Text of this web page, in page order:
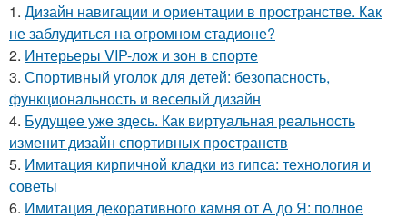
1. Дизайн навигации и ориентации в пространстве. Как
не заблудиться на огромном стадионе?
2. Интерьеры VIP-лож и зон в спорте
3. Спортивный уголок для детей: безопасность,
функциональность и веселый дизайн
4. Будущее уже здесь. Как виртуальная реальность
изменит дизайн спортивных пространств
5. Имитация кирпичной кладки из гипса: технология и
советы
6. Имитация декоративного камня от А до Я: полное